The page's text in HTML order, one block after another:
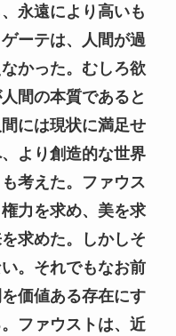
永遠により高いも
ーテは、人間が過
かった。むしろ欲
間の本質であると
には現状に満足せ
より創造的な世界
考えた。ファウス
力を求め、美を求
求めた。しかしそ
。それでもなお前
価値ある存在にす
ファウストは、近